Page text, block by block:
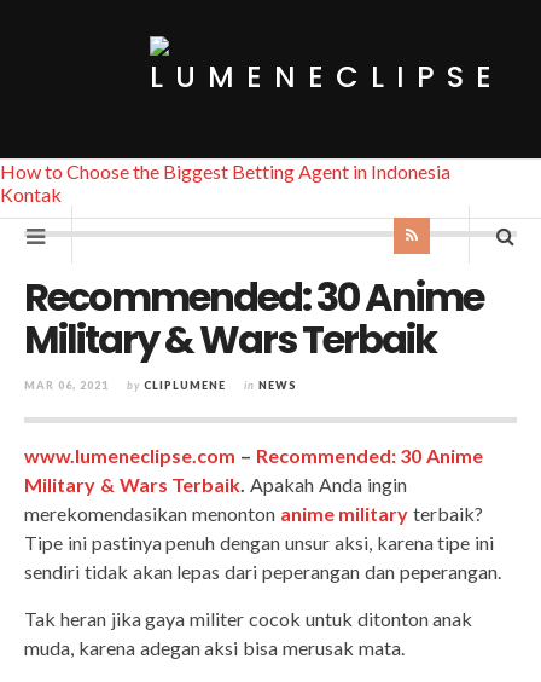
How to Choose the Biggest Betting Agent in Indonesia
Kontak
Recommended: 30 Anime
Military & Wars Terbaik
MAR 06, 2021 by CLIPLUMENE in NEWS
www.lumeneclipse.com – Recommended: 30 Anime
Military & Wars Terbaik.Apakah Anda ingin
merekomendasikan menonton anime military terbaik?
Tipe ini pastinya penuh dengan unsur aksi, karena tipe ini
sendiri tidak akan lepas dari peperangan dan peperangan.
Tak heran jika gaya militer cocok untuk ditonton anak
muda, karena adegan aksi bisa merusak mata.